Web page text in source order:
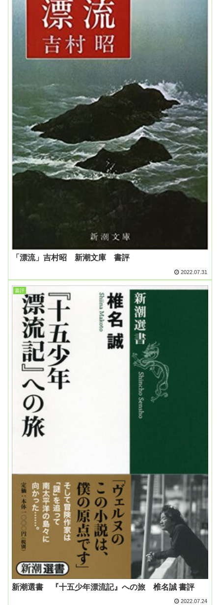
「漂流」吉村昭 新潮文庫 書評
2022.07.31
書評
新潮選書 『十五少年漂流記』への旅 椎名誠 書評
2022.07.24